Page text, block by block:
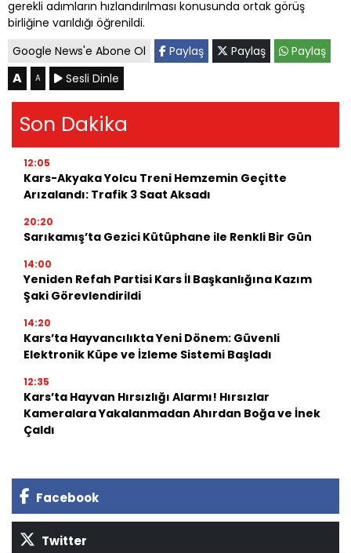
gerekli adımların hızlandırılması konusunda ortak görüş
birliğine varıldığı öğrenildi.
Google News'e Abone Ol
Paylaş Paylaş Paylaş
A A Sesli Dinle
Son Dakika
12:05
Kars-Akyaka Yolcu Treni Hemzemin Geçitte
Arızalandı: Trafik 3 Saat Aksadı
20:20
Sarıkamış’ta Gezici Kütüphane ile Renkli Bir Gün
14:00
Yeniden Refah Partisi Kars İl Başkanlığına Kazım
Şaki Görevlendirildi
14:20
Kars’ta Hayvancılıkta Yeni Dönem: Güvenli
Elektronik Küpe ve İzleme Sistemi Başladı
12:35
Kars’ta Hayvan Hırsızlığı Alarmı! Hırsızlar
Kameralara Yakalanmadan Ahırdan Boğa ve İnek
Çaldı
Facebook
Twitter